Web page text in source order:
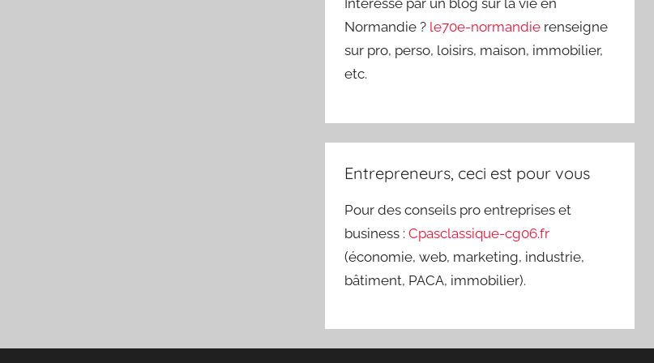
Intéressé par un blog sur la vie en
Normandie ? le70e-normandie renseigne
sur pro, perso, loisirs, maison, immobilier,
etc.
Entrepreneurs, ceci est pour vous
Pour des conseils pro entreprises et
business :Cpasclassique-cg06.fr
(économie, web, marketing, industrie,
bâtiment, PACA, immobilier).